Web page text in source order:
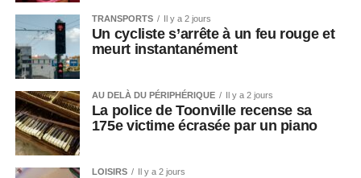
TRANSPORTS Il y a 2 jours
Un cycliste s’arrête à un feu rouge et
meurt instantanément
AU DELÀ DU PÉRIPHÉRIQUE Il y a 2 jours
La police de Toonville recense sa
175e victime écrasée par un piano
LOISIRS Il y a 2 jours